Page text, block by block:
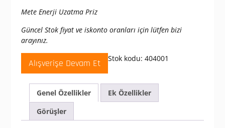
Mete Enerji Uzatma Priz
Güncel Stok fiyat ve iskonto oranları için lütfen bizi
arayınız.
Alışverişe Devam Et Stok kodu: 404001
Genel Özellikler
Ek Özellikler
Görüşler